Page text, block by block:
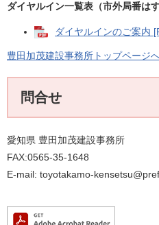
ダイヤルイン一覧表（市外局番は
ダイヤルインのご案内
豊田加茂建設事務所トップページ
問合せ
愛知県 豊田加茂建設事務所
FAX:0565-35-1648
E-mail: toyotakamo-